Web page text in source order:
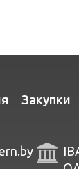
Закупки